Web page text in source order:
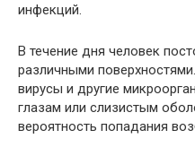
инфекций.
В течение дня человек
различными
вирусы и другие
глазам или слизистым
вероятность попадания